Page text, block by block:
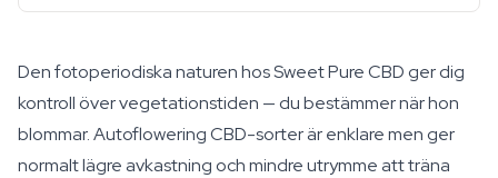
Den fotoperiodiska naturen hos Sweet Pure CBD ger dig
kontroll över vegetationstiden — du bestämmer när hon
blommar. Autoflowering CBD-sorter är enklare men ger
normalt lägre avkastning och mindre utrymme att träna